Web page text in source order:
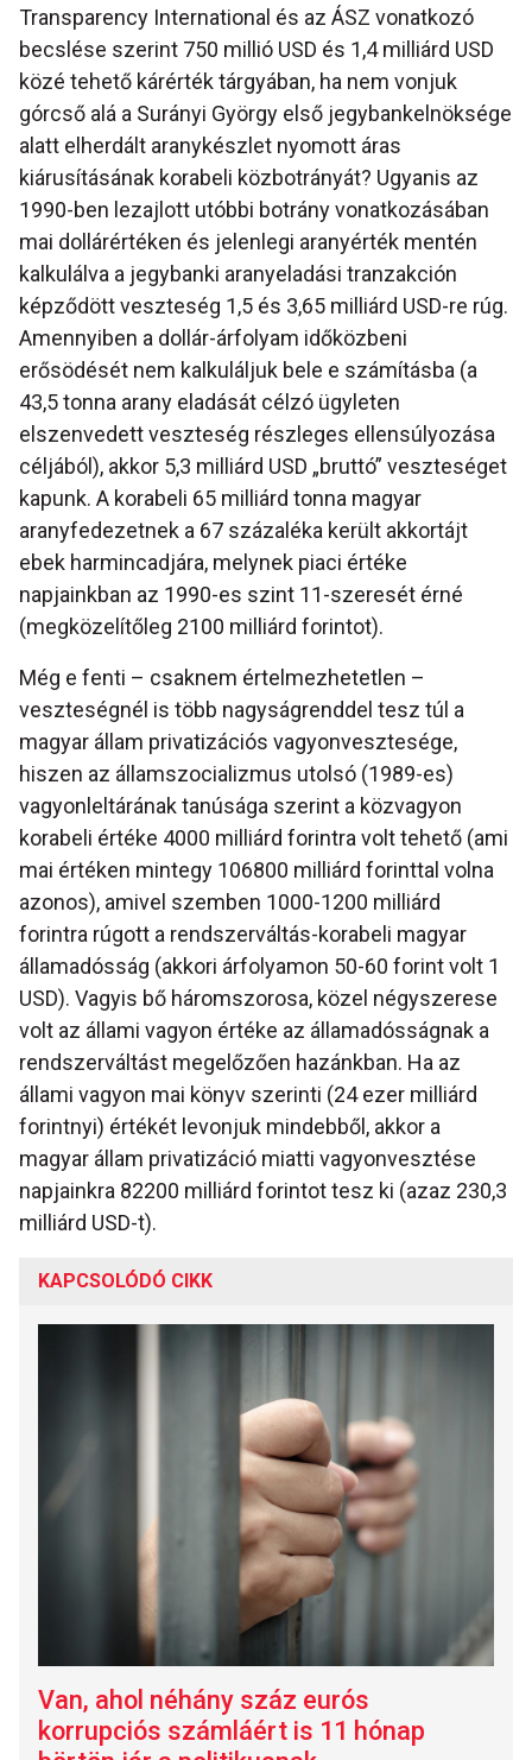
Transparency International és az ÁSZ vonatkozó
becslése szerint 750 millió USD és 1,4 milliárd USD
közé tehető kárérték tárgyában, ha nem vonjuk
górcső alá a Surányi György első jegybankelnöksége
alatt elherdált aranykészlet nyomott áras
kiárusításának korabeli közbotrányát? Ugyanis az
1990-ben lezajlott utóbbi botrány vonatkozásában
mai dollárértéken és jelenlegi aranyérték mentén
kalkulálva a jegybanki aranyeladási tranzakción
képződött veszteség 1,5 és 3,65 milliárd USD-re rúg.
Amennyiben a dollár-árfolyam időközbeni
erősödését nem kalkuláljuk bele e számításba (a
43,5 tonna arany eladását célzó ügyleten
elszenvedett veszteség részleges ellensúlyozása
céljából), akkor 5,3 milliárd USD „bruttó” veszteséget
kapunk. A korabeli 65 milliárd tonna magyar
aranyfedezetnek a 67 százaléka került akkortájt
ebek harmincadjára, melynek piaci értéke
napjainkban az 1990-es szint 11-szeresét érné
(megközelítőleg 2100 milliárd forintot).
Még e fenti – csaknem értelmezhetetlen –
veszteségnél is több nagyságrenddel tesz túl a
magyar állam privatizációs vagyonvesztesége,
hiszen az államszocializmus utolsó (1989-es)
vagyonleltárának tanúsága szerint a közvagyon
korabeli értéke 4000 milliárd forintra volt tehető (ami
mai értéken mintegy 106800 milliárd forinttal volna
azonos), amivel szemben 1000-1200 milliárd
forintra rúgott a rendszerváltás-korabeli magyar
államadósság (akkori árfolyamon 50-60 forint volt 1
USD). Vagyis bő háromszorosa, közel négyszerese
volt az állami vagyon értéke az államadósságnak a
rendszerváltást megelőzően hazánkban. Ha az
állami vagyon mai könyv szerinti (24 ezer milliárd
forintnyi) értékét levonjuk mindebből, akkor a
magyar állam privatizáció miatti vagyonvesztése
napjainkra 82200 milliárd forintot tesz ki (azaz 230,3
milliárd USD-t).
KAPCSOLÓDÓ CIKK
Van, ahol néhány száz eurós
korrupciós számláért is 11 hónap